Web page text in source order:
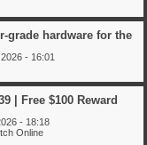
grade hardware for the
- 16:01
| Free $100 Reward
- 18:18
Online